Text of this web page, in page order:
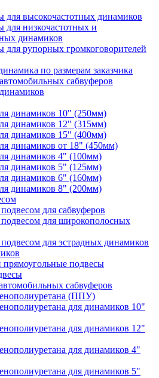
для высокочастотных динамиков
для низкочастотных и
динамиков
для рупорных громкоговорителей
по размерам заказчика
сабвуферов
динамиков 10" (250мм)
динамиков 12" (315мм)
динамиков 15" (400мм)
динамиков от 18" (450мм)
динамиков 4" (100мм)
динамиков 5" (125мм)
динамиков 6" (160мм)
динамиков 8" (200мм)
для сабвуферов
для широкополосных
для эстрадных динамиков
прямоугольные подвесы
сабвуферов
(ППУ)
для динамиков 10"
для динамиков 12"
для динамиков 4"
для динамиков 5"